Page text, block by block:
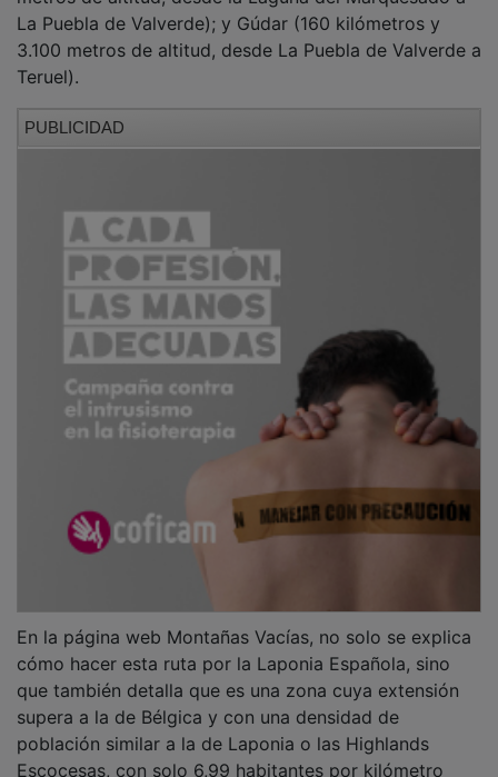
La Puebla de Valverde); y Gúdar (160 kilómetros y
3.100 metros de altitud, desde La Puebla de Valverde a
Teruel).
cómo hacer esta ruta por la Laponia Española, sino
que también detalla que es una zona cuya extensión
supera a la de Bélgica y con una densidad de
población similar a la de Laponia o las Highlands
Escocesas, con solo 6,99 habitantes por kilómetro